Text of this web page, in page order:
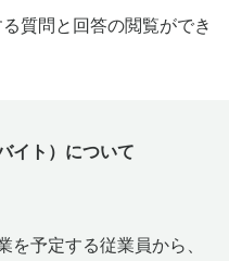
質問と回答の閲覧ができ
イト）について
を予定する従業員から、